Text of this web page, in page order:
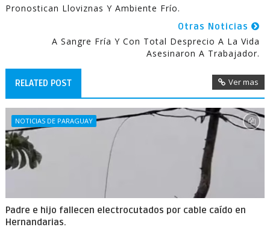
Pronostican Lloviznas Y Ambiente Frío.
Otras Noticias
A Sangre Fría Y Con Total Desprecio A La Vida
Asesinaron A Trabajador.
RELATED POST Ver mas
NOTICIAS DE PARAGUAY
Padre e hijo fallecen electrocutados por cable caído en
Hernandarias.